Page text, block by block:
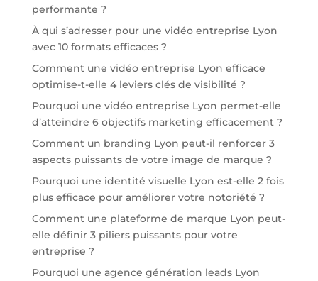
performante ?
À qui s’adresser pour une vidéo entreprise Lyon
avec 10 formats efficaces ?
Comment une vidéo entreprise Lyon efficace
optimise-t-elle 4 leviers clés de visibilité ?
Pourquoi une vidéo entreprise Lyon permet-elle
d’atteindre 6 objectifs marketing efficacement ?
Comment un branding Lyon peut-il renforcer 3
aspects puissants de votre image de marque ?
Pourquoi une identité visuelle Lyon est-elle 2 fois
plus efficace pour améliorer votre notoriété ?
Comment une plateforme de marque Lyon peut-
elle définir 3 piliers puissants pour votre
entreprise ?
Pourquoi une agence génération leads Lyon